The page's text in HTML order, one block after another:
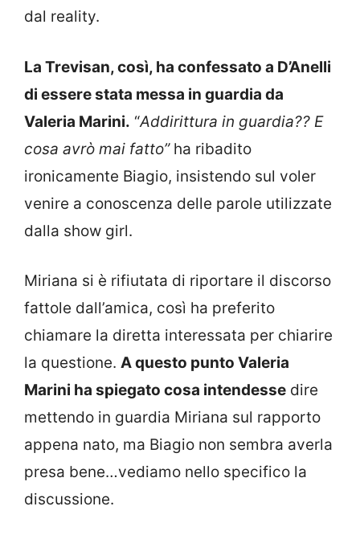
dal reality.
La Trevisan, così, ha confessato a D’Anelli
di essere stata messa in guardia da
Valeria Marini. “Addirittura in guardia?? E
cosa avrò mai fatto”ha ribadito
ironicamente Biagio, insistendo sul voler
venire a conoscenza delle parole utilizzate
dalla show girl.
Miriana si è rifiutata di riportare il discorso
fattole dall’amica, così ha preferito
chiamare la diretta interessata per chiarire
la questione. A questo punto Valeria
Marini ha spiegato cosa intendesse dire
mettendo in guardia Miriana sul rapporto
appena nato, ma Biagio non sembra averla
presa bene…vediamo nello specifico la
discussione.